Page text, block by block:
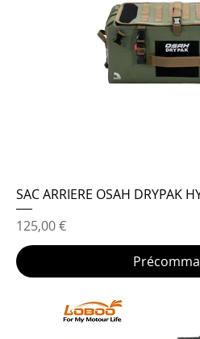
SAC ARRIERE OSAH DRYPAK
Prix
125,00 €